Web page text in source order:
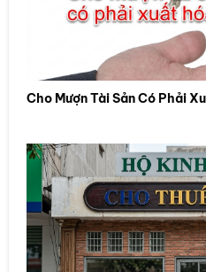
Cho Mượn Tài Sản Có Phải